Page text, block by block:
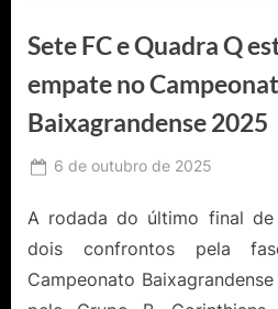
Sete FC e Quadra Q
empate no
Baixagrandense 2025
Posted
6 de outubro de 2025
A rodada do último final de
dois confrontos pela
Campeonato